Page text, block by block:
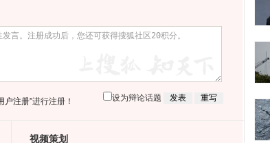
户注册”进行注册！ 设为辩论话题
视频策划